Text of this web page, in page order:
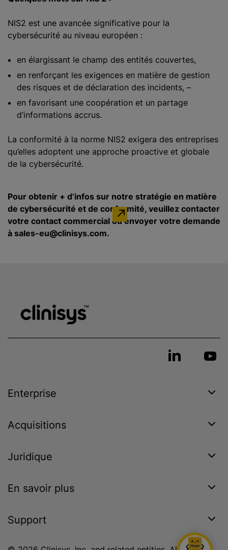
NIS2 est une avancée significative pour la
cybersécurité au niveau européen :
en élargissant le champ des entités couvertes,
en renforçant les exigences en matière de gestion
des risques et de déclaration des incidents, –
en favorisant une coopération et un partage
d’informations accrus.
La conformité à la norme NIS2 exigera des entreprises
qu’elles adoptent une approche proactive et globale
de la cybersécurité.
Pour obtenir + d’infos sur notre stratégie en matière
de cybersécurité et de conformité, veuillez contacter
votre contact commercial ou envoyer votre demande
à sales-eu@clinisys.com.
Enterprise
Acquisitions
Juridique
En savoir plus
Support